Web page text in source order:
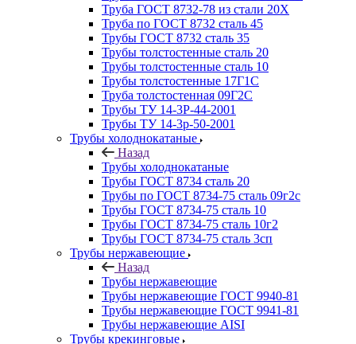
Труба ГОСТ 8732-78 из стали 20Х
Труба по ГОСТ 8732 сталь 45
Трубы ГОСТ 8732 сталь 35
Трубы толстостенные сталь 20
Трубы толстостенные сталь 10
Трубы толстостенные 17Г1С
Труба толстостенная 09Г2С
Трубы ТУ 14-3Р-44-2001
Трубы ТУ 14-3р-50-2001
Трубы холоднокатаные
Назад
Трубы холоднокатаные
Трубы ГОСТ 8734 сталь 20
Трубы по ГОСТ 8734-75 сталь 09г2с
Трубы ГОСТ 8734-75 сталь 10
Трубы ГОСТ 8734-75 сталь 10г2
Трубы ГОСТ 8734-75 сталь 3сп
Трубы нержавеющие
Назад
Трубы нержавеющие
Трубы нержавеющие ГОСТ 9940-81
Трубы нержавеющие ГОСТ 9941-81
Трубы нержавеющие AISI
Трубы крекинговые